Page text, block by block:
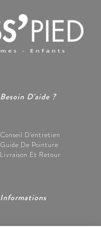
Besoin D'aide ?
Conseil D'entretien
Guide De Pointure
Livraison Et Retour
Informations